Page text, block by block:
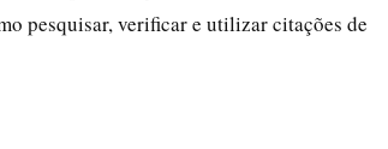
pesquisar, verificar e utilizar citações de